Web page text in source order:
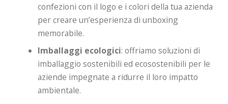
confezioni con il logo e i colori della tua azienda
per creare un’esperienza di unboxing
memorabile.
Imballaggi ecologici: offriamo soluzioni di
imballaggio sostenibili ed ecosostenibili per le
aziende impegnate a ridurre il loro impatto
ambientale.